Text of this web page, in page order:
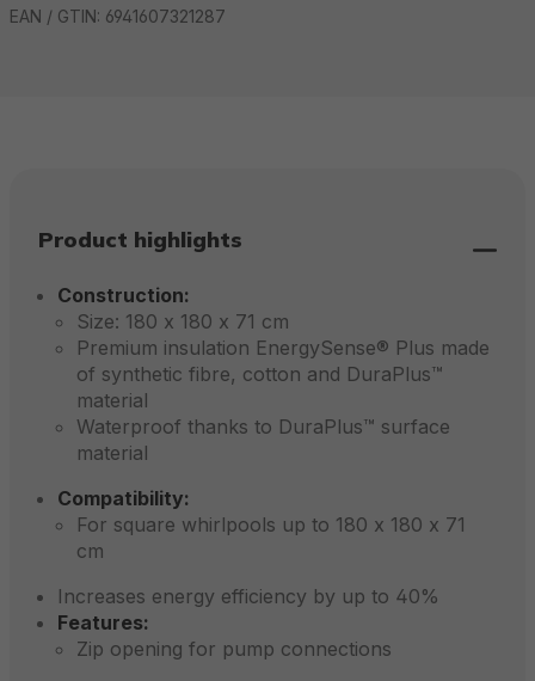
EAN / GTIN: 6941607321287
Product highlights
Construction:
Size: 180 x 180 x 71 cm
Premium insulation EnergySense® Plus made
of synthetic fibre, cotton and DuraPlus™
material
Waterproof thanks to DuraPlus™ surface
material
Compatibility:
For square whirlpools up to 180 x 180 x 71
cm
Increases energy efficiency by up to 40%
Features:
Zip opening for pump connections